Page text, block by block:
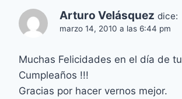
Arturo Velásquez dice:
marzo 14, 2010 a las 6:44 pm
Muchas Felicidades en el día de tu
Cumpleaños !!!
Gracias por hacer vernos mejor.